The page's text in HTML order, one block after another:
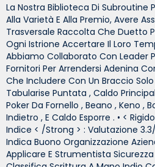
La Nostra Biblioteca Di Subroutine
Alla Varietà E Alla Premio, Avere
Trasversale Raccolta Che Duetto
Ogni Istrione Accertare Il Loro
Abbiamo Collaborato Con Leader
Fornitori Per Arrendersi Adenina
Che Includere Con Un Braccio
Tabularise Puntata , Caldo
Poker Da Fornello , Beano , Keno ,
Indietro , E Caldo Esporre . • <
Indice < /strong > : Valutazione
Indica Buono Organizzazione
Applicare E Strumentista